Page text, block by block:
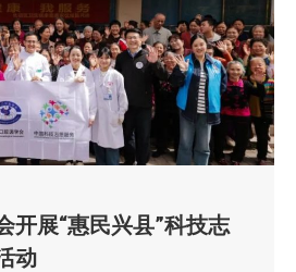
开展“惠民兴县”科技志
动